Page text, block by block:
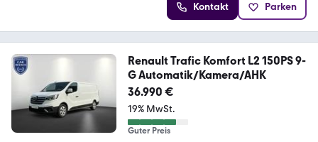
Kontakt Parken
Renault Trafic Komfort L2 150PS 9-
G Automatik/Kamera/AHK
36.990 €
19% MwSt.
Guter Preis